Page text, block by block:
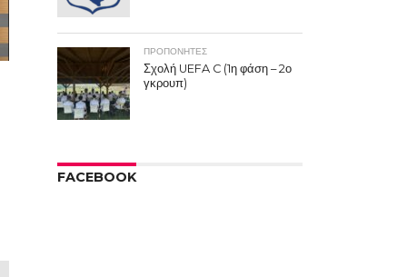
ΠΡΟΠΟΝΗΤΈΣ
Σχολή UEFA C (1η φάση – 2ο
γκρουπ)
FACEBOOK